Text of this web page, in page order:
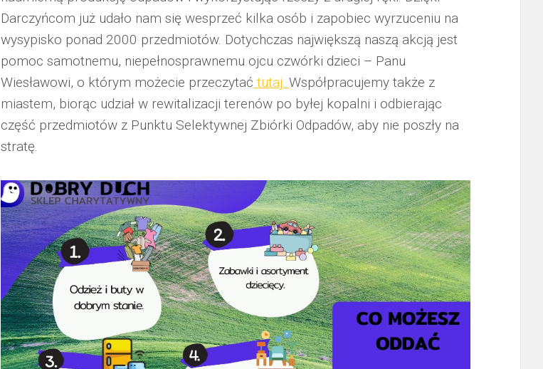
Darczyńcom już udało nam się wesprzeć kilka osób i zapobiec wyrzuceniu na
wysypisko ponad 2000 przedmiotów. Dotychczas największą naszą akcją jest
pomoc samotnemu, niepełnosprawnemu ojcu czwórki dzieci – Panu
Wiesławowi, o którym możecie przeczytać tutaj. Współpracujemy także z
miastem, biorąc udział w rewitalizacji terenów po byłej kopalni i odbierając
część przedmiotów z Punktu Selektywnej Zbiórki Odpadów, aby nie poszły na
stratę.